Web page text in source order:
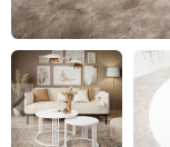
Zurück